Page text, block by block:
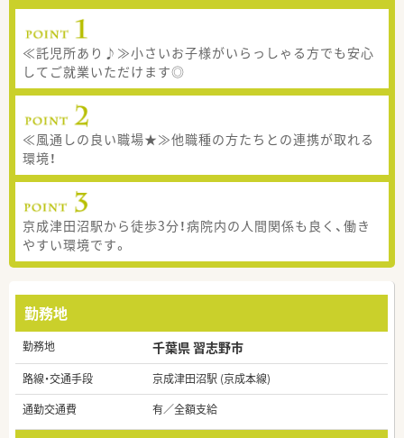
≪託児所あり♪≫小さいお子様がいらっしゃる方でも安心
してご就業いただけます◎
≪風通しの良い職場★≫他職種の方たちとの連携が取れる
環境！
京成津田沼駅から徒歩3分！病院内の人間関係も良く、働き
やすい環境です。
勤務地
勤務地 千葉県 習志野市
路線・交通手段
京成津田沼駅 (京成本線)
通勤交通費
有／全額支給